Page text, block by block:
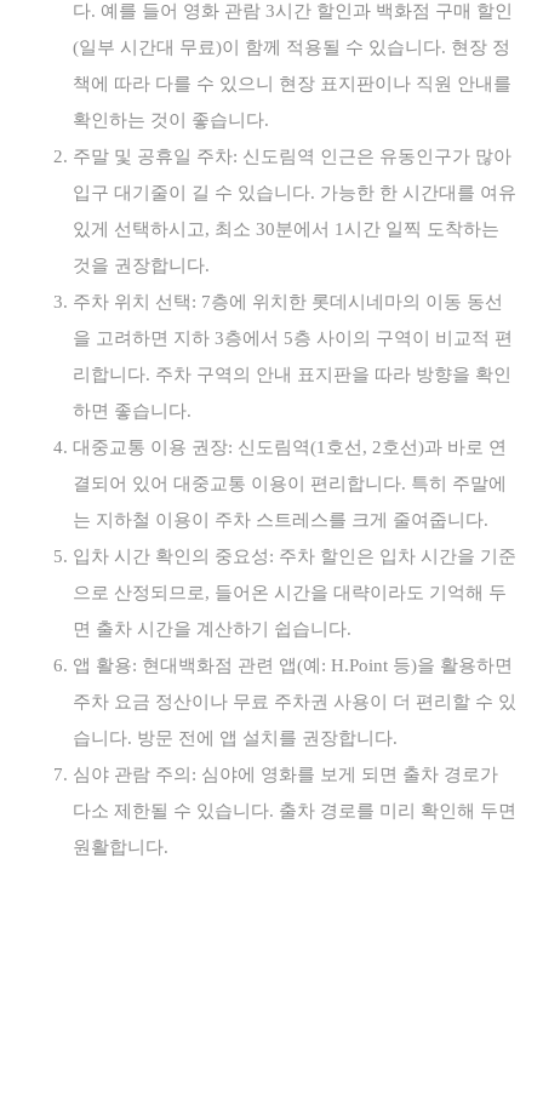
다. 예를 들어 영화 관람 3시간 할인과 백화점 구매 할인
(일부 시간대 무료)이 함께 적용될 수 있습니다. 현장 정
책에 따라 다를 수 있으니 현장 표지판이나 직원 안내를
확인하는 것이 좋습니다.
주말 및 공휴일 주차: 신도림역 인근은 유동인구가 많아
입구 대기줄이 길 수 있습니다. 가능한 한 시간대를 여유
있게 선택하시고, 최소 30분에서 1시간 일찍 도착하는
것을 권장합니다.
주차 위치 선택: 7층에 위치한 롯데시네마의 이동 동선
을 고려하면 지하 3층에서 5층 사이의 구역이 비교적 편
리합니다. 주차 구역의 안내 표지판을 따라 방향을 확인
하면 좋습니다.
대중교통 이용 권장: 신도림역(1호선, 2호선)과 바로 연
결되어 있어 대중교통 이용이 편리합니다. 특히 주말에
는 지하철 이용이 주차 스트레스를 크게 줄여줍니다.
입차 시간 확인의 중요성: 주차 할인은 입차 시간을 기준
으로 산정되므로, 들어온 시간을 대략이라도 기억해 두
면 출차 시간을 계산하기 쉽습니다.
앱 활용: 현대백화점 관련 앱(예: H.Point 등)을 활용하면
주차 요금 정산이나 무료 주차권 사용이 더 편리할 수 있
습니다. 방문 전에 앱 설치를 권장합니다.
심야 관람 주의: 심야에 영화를 보게 되면 출차 경로가
다소 제한될 수 있습니다. 출차 경로를 미리 확인해 두면
원활합니다.